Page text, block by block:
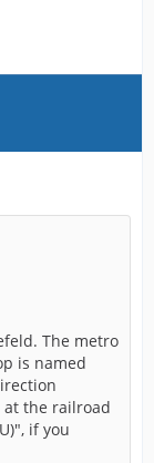
The metro
is named
at the railroad
if you